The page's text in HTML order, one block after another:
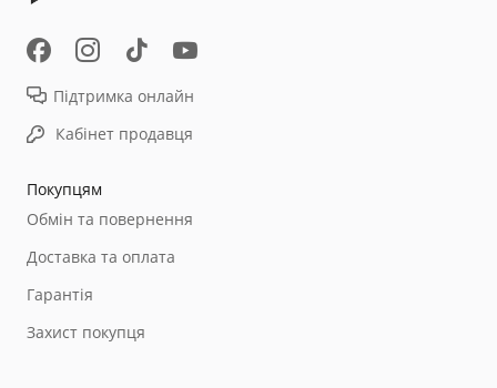
Покупцям
Обмін та повернення
Доставка та оплата
Гарантія
Захист покупця
Підтримка онлайн
Кабінет продавця